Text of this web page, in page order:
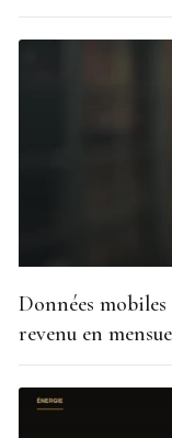
Données mobiles
revenu en